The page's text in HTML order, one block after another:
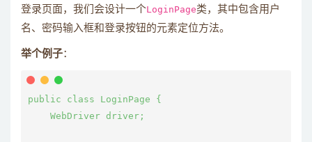
登录页面，我们会设计一个LoginPage类，其中包含用户
名、密码输入框和登录按钮的元素定位方法。
举个例子：
public class LoginPage {
    WebDriver driver;